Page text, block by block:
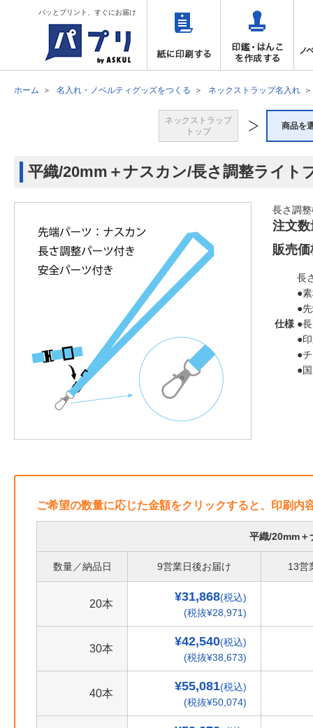
パッとプリント、すぐにお届け
ホーム 名入れ・ノベルティグッズをつくる ネックストラップ名入れ
ネックストラップ
トップ
商品を
平織/20mm＋ナスカン/長さ調整ライト
長さ調
注文数
販売価
仕様
長
●
●
●
●
●
●
ご希望の数量に応じた金額をクリックすると、印刷内
平織/20mm＋
数量／納品日 9営業日後お届け 13営
20本
¥31,868(税込)
(税抜¥28,971)
30本
¥42,540(税込)
(税抜¥38,673)
40本
¥55,081(税込)
(税抜¥50,074)